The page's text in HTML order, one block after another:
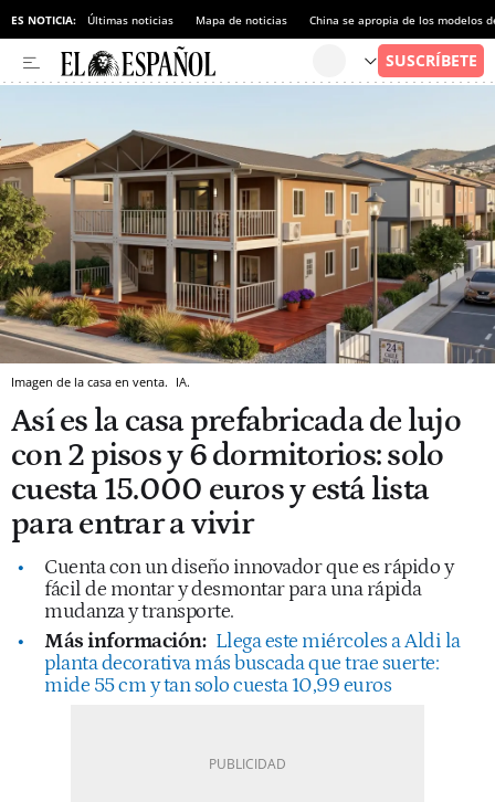
ES NOTICIA: Últimas noticias Mapa de noticias China se apropia de los modelos
Imagen de la casa en venta. IA.
Así es la casa prefabricada de lujo
con 2 pisos y 6 dormitorios: solo
cuesta 15.000 euros y está lista
para entrar a vivir
Cuenta con un diseño innovador que es rápido y
fácil de montar y desmontar para una rápida
mudanza y transporte.
Más información: Llega este miércoles a Aldi la
planta decorativa más buscada que trae suerte:
mide 55 cm y tan solo cuesta 10,99 euros